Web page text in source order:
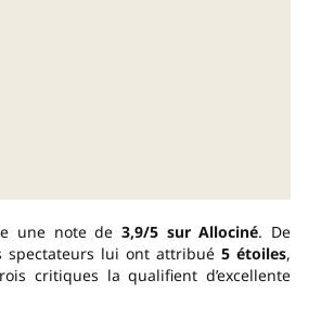
une note de 3,9/5 sur Allociné. De
spectateurs lui ont attribué 5 étoiles,
critiques la qualifient d’excellente